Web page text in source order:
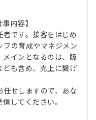
内容】
です。接客をはじめ
フの育成やマネジメン
メインとなるのは、販
ども含め、売上に繋げ
せしますので、あな
してください。